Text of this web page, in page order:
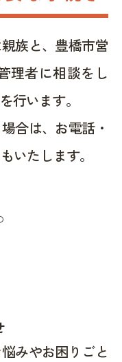
族と、豊橋市営
理者に相談をし
行います。
合は、お電話・
いたします。
みやお困りごと